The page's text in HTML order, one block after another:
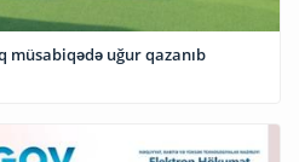
uğur qazanıb